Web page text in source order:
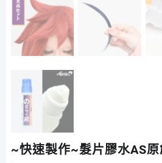
~快速製作~髮片膠水AS原